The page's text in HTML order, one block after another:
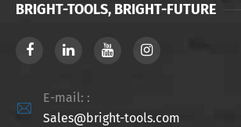
BRIGHT-TOOLS, BRIGHT-FUTURE

E-mail: :
Sales@bright-tools.com